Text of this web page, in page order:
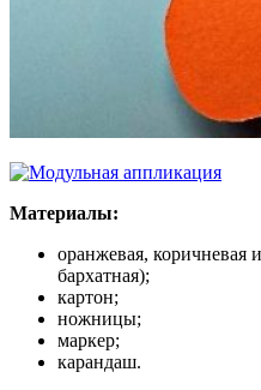
Материалы:
оранжевая, коричневая
бархатная);
картон;
ножницы;
маркер;
карандаш.